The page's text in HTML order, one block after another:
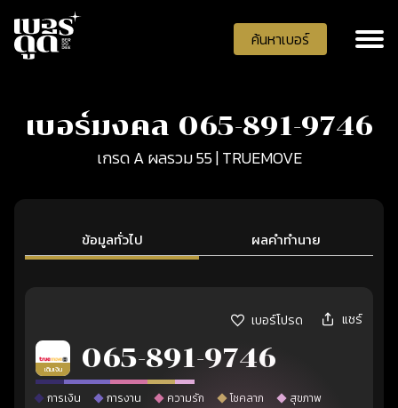
ค้นหาเบอร์
เบอร์มงคล 065-891-9746
เกรด A ผลรวม 55 | TRUEMOVE
ข้อมูลทั่วไป ผลคำทำนาย
เบอร์โปรด แชร์
เติมเงิน 065-891-9746
การเงิน การงาน ความรัก โชคลาภ สุขภาพ